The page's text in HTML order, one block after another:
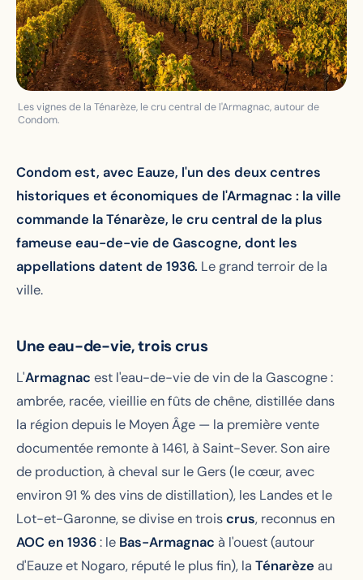
Les vignes de la Ténarèze, le cru central de l'Armagnac, autour de
Condom.
Condom est, avec Eauze, l'un des deux centres
historiques et économiques de l'Armagnac : la ville
commande la Ténarèze, le cru central de la plus
fameuse eau-de-vie de Gascogne, dont les
appellations datent de 1936. Le grand terroir de la
ville.
Une eau-de-vie, trois crus
L'Armagnac est l'eau-de-vie de vin de la Gascogne :
ambrée, racée, vieillie en fûts de chêne, distillée dans
la région depuis le Moyen Âge — la première vente
documentée remonte à 1461, à Saint-Sever. Son aire
de production, à cheval sur le Gers (le cœur, avec
environ 91 % des vins de distillation), les Landes et le
Lot-et-Garonne, se divise en troiscrus, reconnus en
AOC en 1936: le Bas-Armagnac à l'ouest (autour
d'Eauze et Nogaro, réputé le plus fin), la Ténarèze au